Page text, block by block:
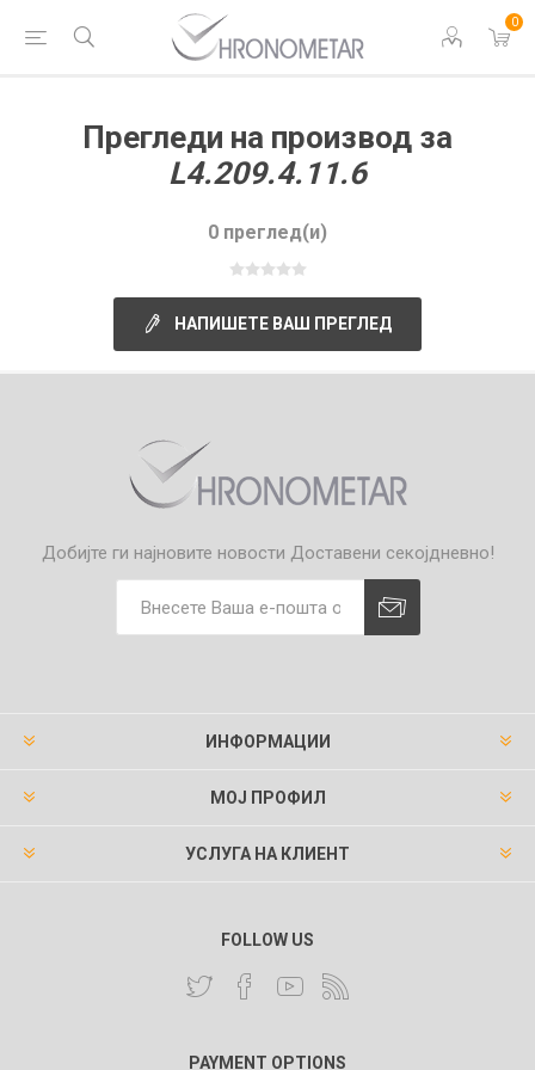
0
Прегледи на производ за
L4.209.4.11.6
0 преглед(и)
НАПИШЕТЕ ВАШ ПРЕГЛЕД
Добијте ги најновите новости Доставени секојдневно!
ИНФОРМАЦИИ
МОЈ ПРОФИЛ
УСЛУГА НА КЛИЕНТ
FOLLOW US
PAYMENT OPTIONS